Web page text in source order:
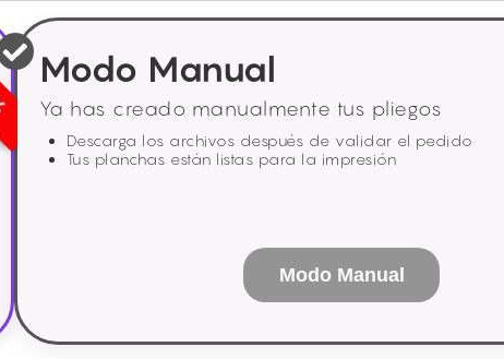
Modo Manual
Ya has creado manualmente tus pliegos
Descarga los archivos después de validar el pedido
Tus planchas están listas para la impresión
Modo Manual